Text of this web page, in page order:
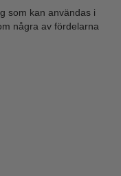
som kan användas i
några av fördelarna